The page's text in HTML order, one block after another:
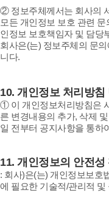
② 정보주체께서는 회사의
모든 개인정보 보호 관련
인정보 보호책임자 및 담당
회사은(는) 정보주체의 문
니다.
10. 개인정보 처리방침
① 이 개인정보처리방침은
른 변경내용의 추가, 삭제
일 전부터 공지사항을 통하
11. 개인정보의 안전성
: 회사)은(는) 개인정보보호
에 필요한 기술적/관리적